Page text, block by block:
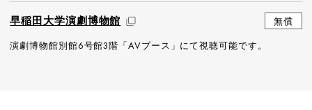
早稲田大学演劇博物館
無償
演劇博物館別館6号館3階「AVブース」にて視聴可能です。